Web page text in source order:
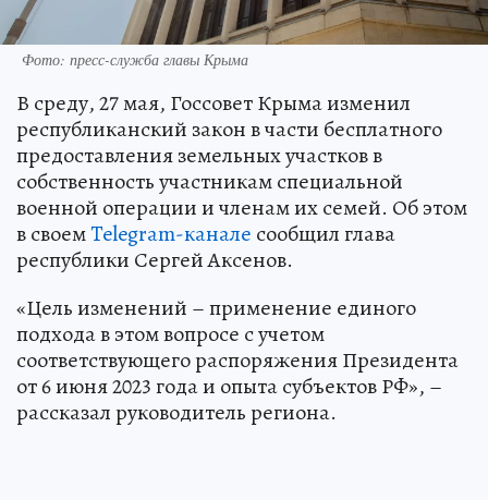
Фото: пресс-служба главы Крыма
В среду, 27 мая, Госсовет Крыма изменил
республиканский закон в части бесплатного
предоставления земельных участков в
собственность участникам специальной
военной операции и членам их семей. Об этом
в своемTelegram-канале сообщил глава
республики Сергей Аксенов.
«Цель изменений – применение единого
подхода в этом вопросе с учетом
соответствующего распоряжения Президента
от 6 июня 2023 года и опыта субъектов РФ», –
рассказал руководитель региона.